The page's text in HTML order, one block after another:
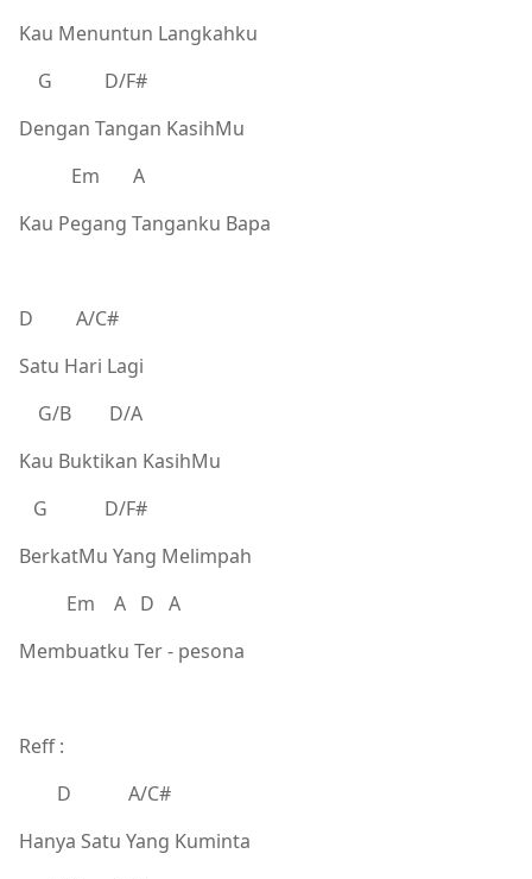
Kau Menuntun Langkahku
G D/F#
Dengan Tangan KasihMu
Em A
Kau Pegang Tanganku Bapa
D A/C#
Satu Hari Lagi
G/B D/A
Kau Buktikan KasihMu
G D/F#
BerkatMu Yang Melimpah
Em A D A
Membuatku Ter - pesona
Reff :
D A/C#
Hanya Satu Yang Kuminta